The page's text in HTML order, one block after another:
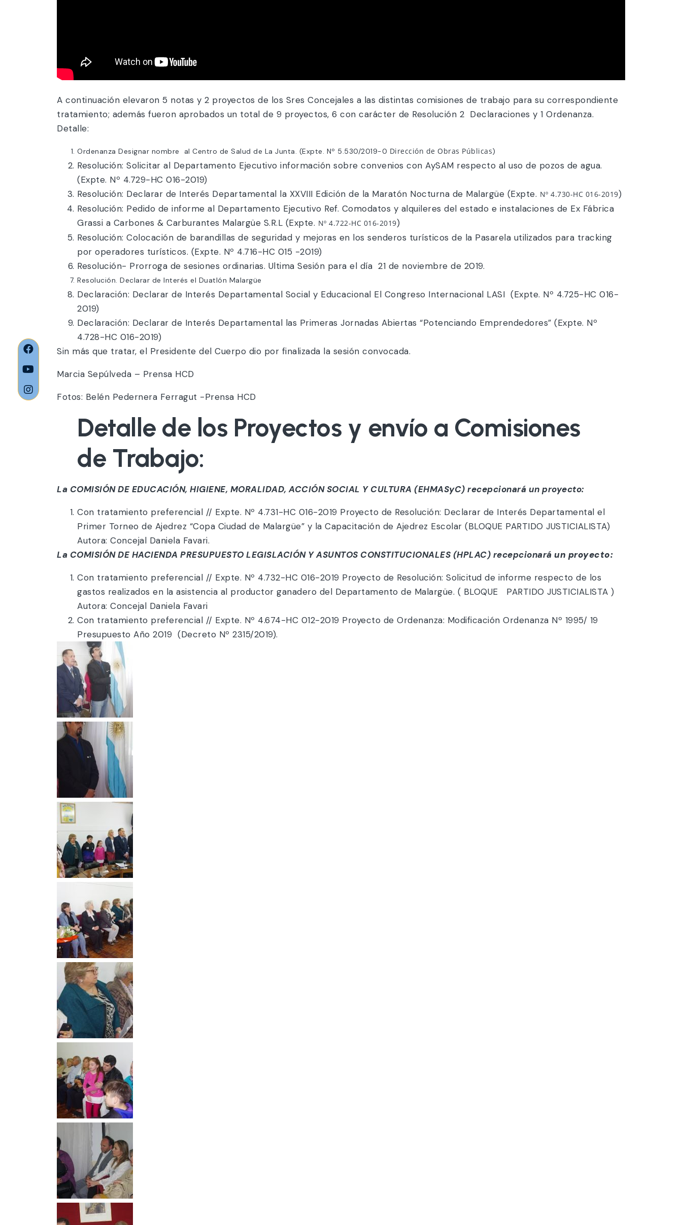
A continuación elevaron 5 notas y 2 proyectos de los Sres Concejales a las distintas comisiones de trabajo para su correspondiente
tratamiento; además fueron aprobados un total de 9 proyectos, 6 con carácter de Resolución 2 Declaraciones y 1 Ordenanza.
Detalle:
Ordenanza Designar nombre al Centro de Salud de La Junta. (Expte. Nº 5.530/2019-0 Dirección de Obras Públicas)
Resolución: Solicitar al Departamento Ejecutivo información sobre convenios con AySAM respecto al uso de pozos de agua.
(Expte. Nº 4.729-HC 016-2019)
Resolución: Declarar de Interés Departamental la XXVIII Edición de la Maratón Nocturna de Malargüe (Expte. Nº 4.730-HC 016-2019)
Resolución: Pedido de informe al Departamento Ejecutivo Ref. Comodatos y alquileres del estado e instalaciones de Ex Fábrica
Grassi a Carbones & Carburantes Malargüe S.R.L (Expte. Nº 4.722-HC 016-2019)
Resolución: Colocación de barandillas de seguridad y mejoras en los senderos turísticos de la Pasarela utilizados para tracking
por operadores turísticos. (Expte. Nº 4.716-HC 015 -2019)
Resolución- Prorroga de sesiones ordinarias. Ultima Sesión para el día 21 de noviembre de 2019.
Resolución. Declarar de Interés el Duatlón Malargüe
Declaración: Declarar de Interés Departamental Social y Educacional El Congreso Internacional LASI (Expte. Nº 4.725-HC 016-
2019)
Declaración: Declarar de Interés Departamental las Primeras Jornadas Abiertas “Potenciando Emprendedores” (Expte. Nº
4.728-HC 016-2019)
Sin más que tratar, el Presidente del Cuerpo dio por finalizada la sesión convocada.
Marcia Sepúlveda – Prensa HCD
Fotos: Belén Pedernera Ferragut -Prensa HCD
Detalle de los Proyectos y envío a Comisiones
de Trabajo:
La COMISIÓN DE EDUCACIÓN, HIGIENE, MORALIDAD, ACCIÓN SOCIAL Y CULTURA (EHMASyC) recepcionará un proyecto:
Con tratamiento preferencial // Expte. Nº 4.731-HC 016-2019 Proyecto de Resolución: Declarar de Interés Departamental el
Primer Torneo de Ajedrez “Copa Ciudad de Malargüe” y la Capacitación de Ajedrez Escolar (BLOQUE PARTIDO JUSTICIALISTA)
Autora: Concejal Daniela Favari.
La COMISIÓN DE HACIENDA PRESUPUESTO LEGISLACIÓN Y ASUNTOS CONSTITUCIONALES (HPLAC) recepcionará un proyecto:
Con tratamiento preferencial // Expte. Nº 4.732-HC 016-2019 Proyecto de Resolución: Solicitud de informe respecto de los
gastos realizados en la asistencia al productor ganadero del Departamento de Malargüe. ( BLOQUE PARTIDO JUSTICIALISTA )
Autora: Concejal Daniela Favari
Con tratamiento preferencial // Expte. Nº 4.674-HC 012-2019 Proyecto de Ordenanza: Modificación Ordenanza Nº 1995/ 19
Presupuesto Año 2019 (Decreto Nº 2315/2019).